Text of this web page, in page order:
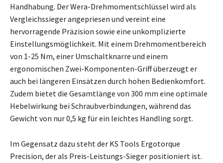
Handhabung. Der Wera-Drehmomentschlüssel wird als
Vergleichssieger angepriesen und vereint eine
hervorragende Präzision sowie eine unkomplizierte
Einstellungsmöglichkeit. Mit einem Drehmomentbereich
von 1-25 Nm, einer Umschaltknarre und einem
ergonomischen Zwei-Komponenten-Griff überzeugt er
auch bei längeren Einsätzen durch hohen Bedienkomfort.
Zudem bietet die Gesamtlänge von 300 mm eine optimale
Hebelwirkung bei Schraubverbindungen, während das
Gewicht von nur 0,5 kg für ein leichtes Handling sorgt.
Im Gegensatz dazu steht der KS Tools Ergotorque
Precision, der als Preis-Leistungs-Sieger positioniert ist.